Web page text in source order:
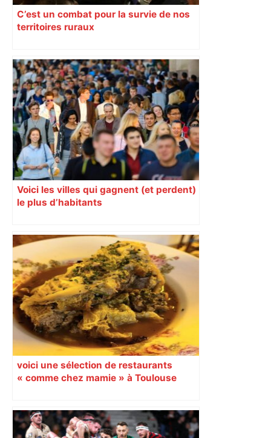
C’est un combat pour la survie de nos
territoires ruraux
Voici les villes qui gagnent (et perdent)
le plus d’habitants
voici une sélection de restaurants
« comme chez mamie » à Toulouse